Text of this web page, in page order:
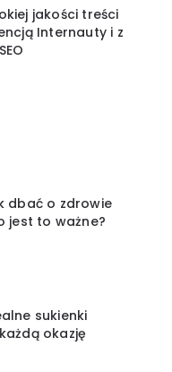
jakości treści
Internauty i z
dbać o zdrowie
jest to ważne?
sukienki
okazję